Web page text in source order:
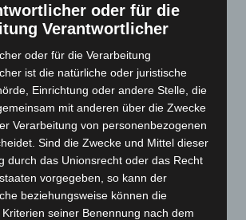
(163)
(138)
oder für die
Verantwortlicher
oder für die Verarbeitung
ist die natürliche oder juristische
Einrichtung oder andere Stelle, die
mit anderen über die Zwecke
Verarbeitung von personenbezogenen
Sind die Zwecke und Mittel dieser
durch das Unionsrecht oder das Recht
vorgegeben, so kann der
beziehungsweise können die
seiner Benennung nach dem